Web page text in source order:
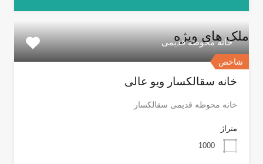
ملک های ویژه
شاخص
خانه محوطه قدیمی
خانه سقالکسار ویو عالی
خانه محوطه قدیمی سقالکسار
متراژ
1000